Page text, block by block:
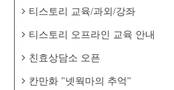
티스토리 교육/과외/강좌
티스토리 오프라인 교육 안내
친효상담소 오픈
칸만화 "넷웍마의 추억"